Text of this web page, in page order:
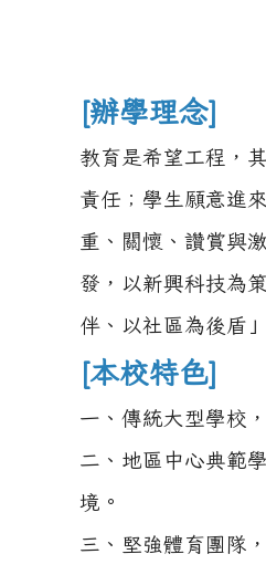
[辦學理念]
教育是希望工程，
責任；學生願意進
重、關懷、讚賞與
發，以新興科技為
伴、以社區為後盾
[本校特色]
一、傳統大型學校
二、地區中心典範
境。
三、堅強體育團隊